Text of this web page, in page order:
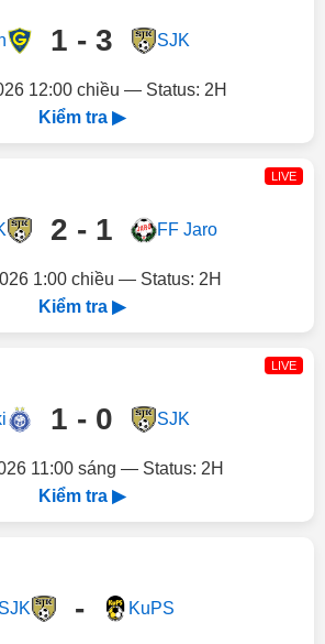
1 - 3 SJK
12:00 chiều — Status: 2H
Kiểm tra ▶
LIVE
2 - 1 FF Jaro
1:00 chiều — Status: 2H
Kiểm tra ▶
LIVE
1 - 0 SJK
11:00 sáng — Status: 2H
Kiểm tra ▶
SJK - KuPS